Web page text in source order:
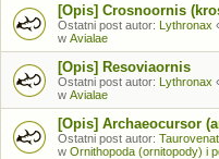
[Opis] Crosnoornis
Ostatni post autor: Lythronax
w Avialae
[Opis] Resoviaornis
Ostatni post autor: Lythronax
w Avialae
[Opis] Archaeocursor
Ostatni post autor:
w Ornithopoda (ornitopody) i